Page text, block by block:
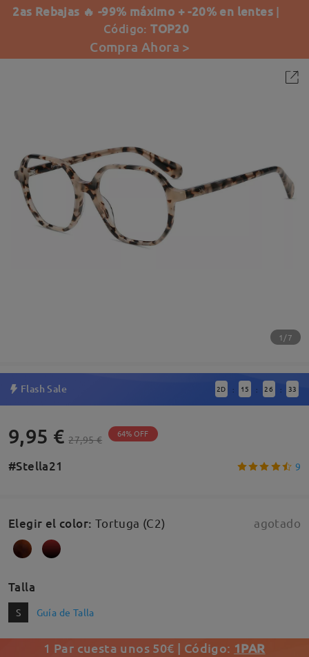
2as Rebajas 🔥 -99% máximo + -20% en lentes |
Código:TOP20
Compra Ahora >
1/7
Flash Sale 2D : 15 : 26 : 32
9,95 € 27,95 € 64% OFF
#Stella21 9
Elegir el color: Tortuga (C2) agotado
Talla
S Guía de Talla
1 Par cuesta unos 50€ | Código: 1PAR